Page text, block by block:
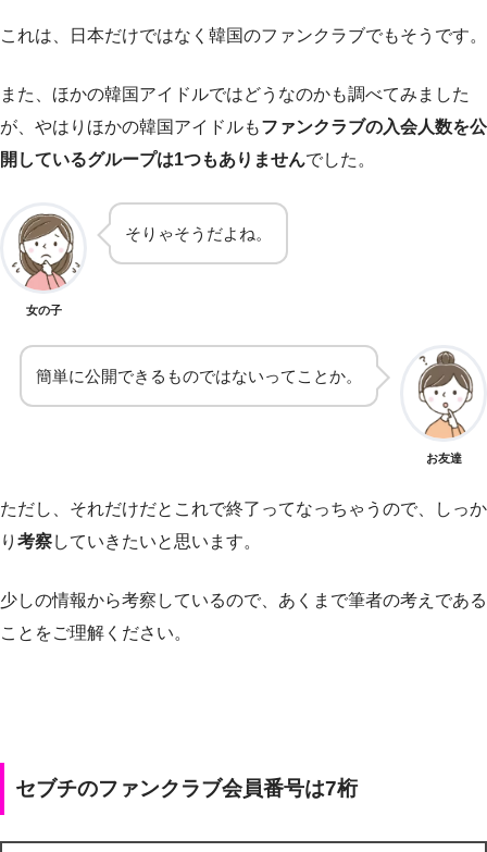
これは、日本だけではなく韓国のファンクラブでもそうです。
また、ほかの韓国アイドルではどうなのかも調べてみました
が、やはりほかの韓国アイドルもファンクラブの入会人数を公
開しているグループは1つもありませんでした。
女の子
そりゃそうだよね。
簡単に公開できるものではないってことか。
お友達
ただし、それだけだとこれで終了ってなっちゃうので、しっか
り 考察していきたいと思います。
少しの情報から考察しているので、あくまで筆者の考えである
ことをご理解ください。
セブチのファンクラブ会員番号は7桁